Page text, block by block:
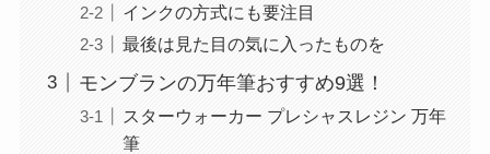
インクの方式にも要注目
最後は見た目の気に入ったものを
モンブランの万年筆おすすめ9選！
スターウォーカー プレシャスレジン 万年
筆